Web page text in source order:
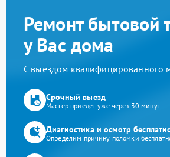
Ремонт бытовой
у Вас дома
С выездом квалифицированного
Срочный выезд
Мастер приедет уже через 30 минут
Диагностика и осмотр
Определим причину поломки